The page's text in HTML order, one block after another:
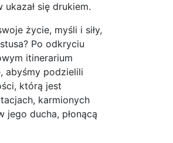
ukazał się drukiem.
życie, myśli i siły,
Po odkryciu
itinerarium
abyśmy podzielili
którą jest
karmionych
jego ducha, płonącą